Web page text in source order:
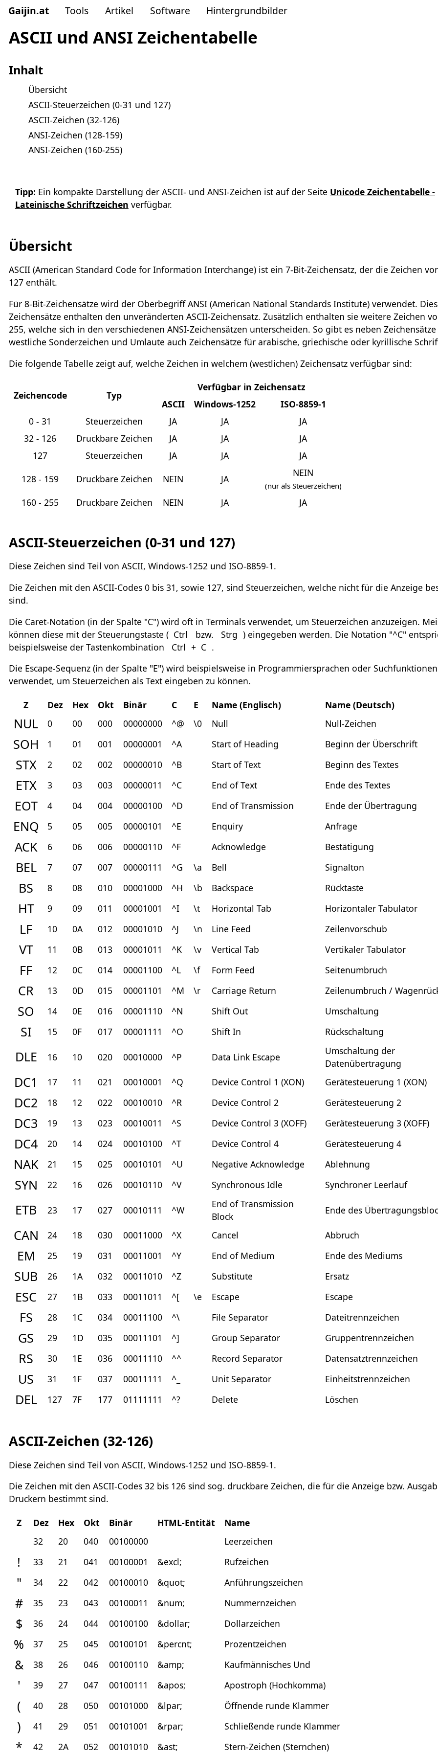
Gaijin.at Tools Artikel Software Hintergrundbilder
ASCII und ANSI Zeichentabelle
Inhalt
Übersicht
ASCII-Steuerzeichen (0-31 und 127)
ASCII-Zeichen (32-126)
ANSI-Zeichen (128-159)
ANSI-Zeichen (160-255)
Tipp: Ein kompakte Darstellung der ASCII- und ANSI-Zeichen ist auf der Seite Unicode Zeichentabelle -
Lateinische Schriftzeichen verfügbar.
Übersicht
ASCII (American Standard Code for Information Interchange) ist ein 7-Bit-Zeichensatz, der die Zeichen
127 enthält.
Für 8-Bit-Zeichensätze wird der Oberbegriff ANSI (American National Standards Institute) verwendet.
Zeichensätze enthalten den unveränderten ASCII-Zeichensatz. Zusätzlich enthalten sie weitere Zeichen
255, welche sich in den verschiedenen ANSI-Zeichensätzen unterscheiden. So gibt es neben
westliche Sonderzeichen und Umlaute auch Zeichensätze für arabische, griechische oder kyrillische
Die folgende Tabelle zeigt auf, welche Zeichen in welchem (westlichen) Zeichensatz verfügbar sind:
Zeichencode Typ
Verfügbar in Zeichensatz
ASCII
Windows-1252
ISO-8859-1
0 - 31
Steuerzeichen JA JA
JA
32 - 126
Druckbare Zeichen JA JA
JA
127
Steuerzeichen JA JA
JA
128 - 159
Druckbare Zeichen NEIN JA
NEIN
(nur als Steuerzeichen)
160 - 255 Druckbare Zeichen NEIN JA JA
ASCII-Steuerzeichen (0-31 und 127)
Diese Zeichen sind Teil von ASCII, Windows-1252 und ISO-8859-1.
Die Zeichen mit den ASCII-Codes 0 bis 31, sowie 127, sind Steuerzeichen, welche nicht für die Anzeige
sind.
Die Caret-Notation (in der Spalte "C") wird oft in Terminals verwendet, um Steuerzeichen anzuzeigen.
können diese mit der Steuerungstaste ( Ctrl bzw. Strg ) eingegeben werden. Die Notation "^C"
beispielsweise der Tastenkombination
Ctrl + C .
Die Escape-Sequenz (in der Spalte "E") wird beispielsweise in Programmiersprachen oder Suchfunktionen
verwendet, um Steuerzeichen als Text eingeben zu können.
Z Dez Hex Okt Binär C E Name (Englisch) Name (Deutsch)
NUL 0 00 000 00000000 ^@ \0 Null Null-Zeichen
SOH 1 01 001 00000001 ^A Start of Heading Beginn der Überschrift
STX 2 02 002 00000010 ^B Start of Text Beginn des Textes
ETX 3 03 003 00000011 ^C End of Text Ende des Textes
EOT 4 04 004 00000100 ^D End of Transmission Ende der Übertragung
ENQ 5 05 005 00000101 ^E Enquiry Anfrage
ACK 6 06 006 00000110 ^F Acknowledge Bestätigung
BEL 7 07 007 00000111 ^G \a Bell Signalton
BS 8 08 010 00001000 ^H \b Backspace Rücktaste
HT 9 09 011 00001001 ^I \t Horizontal Tab Horizontaler Tabulator
LF 10 0A 012 00001010 ^J \n Line Feed Zeilenvorschub
VT 11 0B 013 00001011 ^K \v Vertical Tab Vertikaler Tabulator
FF 12 0C 014 00001100 ^L \f Form Feed Seitenumbruch
CR 13 0D 015 00001101 ^M \r Carriage Return Zeilenumbruch /
SO 14 0E 016 00001110 ^N Shift Out Umschaltung
SI 15 0F 017 00001111 ^O Shift In Rückschaltung
DLE 16 10 020 00010000 ^P Data Link Escape
Umschaltung der
Datenübertragung
DC1 17 11 021 00010001 ^Q Device Control 1 (XON) Gerätesteuerung 1 (XON)
DC2 18 12 022 00010010 ^R Device Control 2 Gerätesteuerung 2
DC3 19 13 023 00010011 ^S Device Control 3 (XOFF) Gerätesteuerung 3 (XOFF)
DC4 20 14 024 00010100 ^T Device Control 4 Gerätesteuerung 4
NAK 21 15 025 00010101 ^U Negative Acknowledge Ablehnung
SYN 22 16 026 00010110 ^V Synchronous Idle Synchroner Leerlauf
ETB 23 17 027 00010111 ^W
End of Transmission
Block
Ende des
CAN 24 18 030 00011000 ^X Cancel Abbruch
EM 25 19 031 00011001 ^Y End of Medium Ende des Mediums
SUB 26 1A 032 00011010 ^Z Substitute Ersatz
ESC 27 1B 033 00011011 ^[ \e Escape Escape
FS 28 1C 034 00011100 ^\ File Separator Dateitrennzeichen
GS 29 1D 035 00011101 ^] Group Separator Gruppentrennzeichen
RS 30 1E 036 00011110 ^^ Record Separator Datensatztrennzeichen
US 31 1F 037 00011111 ^_ Unit Separator Einheitstrennzeichen
DEL 127 7F 177 01111111 ^? Delete Löschen
ASCII-Zeichen (32-126)
Diese Zeichen sind Teil von ASCII, Windows-1252 und ISO-8859-1.
Die Zeichen mit den ASCII-Codes 32 bis 126 sind sog. druckbare Zeichen, die für die Anzeige bzw.
Druckern bestimmt sind.
Z Dez Hex Okt Binär HTML-Entität
Name
32
20 040 00100000 Leerzeichen
! 33 21 041 00100001 &excl; Rufzeichen
" 34 22 042 00100010 &quot; Anführungszeichen
# 35 23 043 00100011 &num; Nummernzeichen
$ 36 24 044 00100100 &dollar; Dollarzeichen
% 37 25 045 00100101 &percnt; Prozentzeichen
& 38 26 046 00100110 &amp; Kaufmännisches Und
' 39 27 047 00100111 &apos; Apostroph (Hochkomma)
( 40 28 050 00101000 &lpar; Öffnende runde Klammer
) 41 29 051 00101001 &rpar; Schließende runde Klammer
* 42 2A 052 00101010 &ast; Stern-Zeichen (Sternchen)